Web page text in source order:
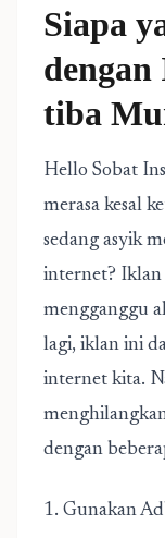
Siapa
tiba
Hello Sobat
merasa kesal
sedang asyik
internet?
mengganggu
lagi, iklan ini
internet kita.
dengan
1. Gunakan